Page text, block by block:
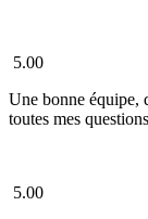
5.00
Une bonne équipe,
toutes mes
5.00